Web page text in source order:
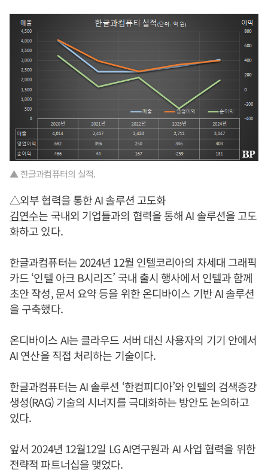
▲ 한글과컴퓨터의 실적.
△외부 협력을 통한 AI 솔루션 고도화
김연수는 국내외 기업들과의 협력을 통해 AI 솔루션을 고도
화하고 있다.
한글과컴퓨터는 2024년 12월 인텔코리아의 차세대 그래픽
카드 ‘인텔 아크 B시리즈’ 국내 출시 행사에서 인텔과 함께
초안 작성, 문서 요약 등을 위한 온디바이스 기반 AI 솔루션
을 구축했다.
온디바이스 AI는 클라우드 서버 대신 사용자의 기기 안에서
AI 연산을 직접 처리하는 기술이다.
한글과컴퓨터는 AI 솔루션 ‘한컴피디아’와 인텔의 검색증강
생성(RAG) 기술의 시너지를 극대화하는 방안도 논의하고
있다.
앞서 2024년 12월12일 LG AI연구원과 AI 사업 협력을 위한
전략적 파트너십을 맺었다.